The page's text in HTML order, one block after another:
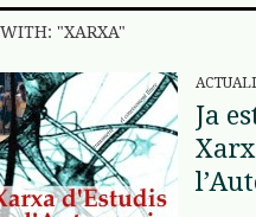
"XARXA"
Ja